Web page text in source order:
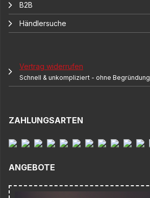
B2B
Händlersuche
Vertrag widerrufen
Schnell & unkompliziert - ohne Begründung
ZAHLUNGSARTEN
ANGEBOTE